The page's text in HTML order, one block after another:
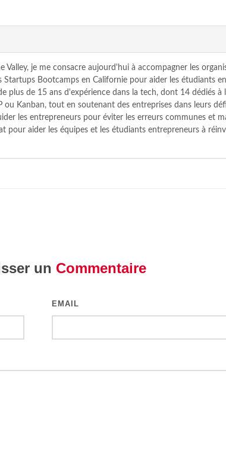
Valley, je me consacre aujourd'hui à accompagner les
Startups Bootcamps en Californie pour aider les étudiants
plus de 15 ans d'expérience dans la tech, dont 14 dédiés
ou Kanban, tout en soutenant des entreprises dans leurs
les entrepreneurs pour éviter les erreurs communes et
pour aider les équipes et les étudiants entrepreneurs à
un Commentaire
EMAIL